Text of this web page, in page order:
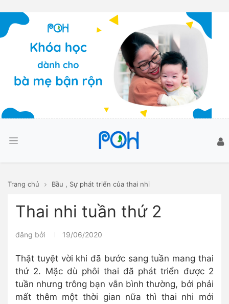
Trang chủ Bầu , Sự phát triển của thai nhi
Thai nhi tuần thứ 2
đăng bởi 19/06/2020
Thật tuyệt vời khi đã bước sang tuần mang thai
thứ 2. Mặc dù phôi thai đã phát triển được 2
tuần nhưng trông bạn vẫn bình thường, bởi phải
mất thêm một thời gian nữa thì thai nhi mới